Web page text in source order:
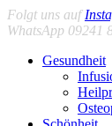
Folgt uns auf
WhatsApp 09241
Gesundheit